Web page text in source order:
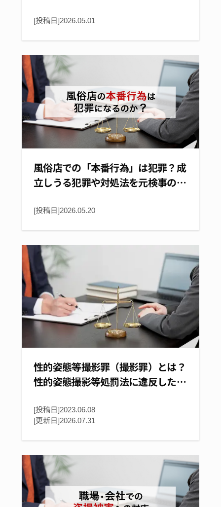
[投稿日]2026.05.01
風俗店での「本番行為」は犯罪？成
立しうる犯罪や対処法を元検事の…
[投稿日]2026.05.20
性的姿態等撮影罪（撮影罪）とは？
性的姿態撮影等処罰法に違反した…
[投稿日]2023.06.08
[更新日]2026.07.31